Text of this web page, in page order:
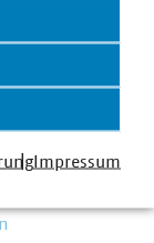
Impressum